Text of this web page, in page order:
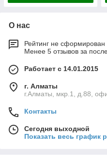
О нас
Рейтинг не сформирован
Менее 5 отзывов за
Работает с 14.01.2015
г. Алматы
г.Алматы, мкр.1, д.88,
Контакты
Сегодня выходной
Показать весь график